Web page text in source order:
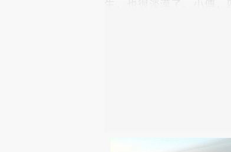
物：藏乌梨。这是投我所
过，听都没听说过。微信
没听说过。外表乌黑，像
让我开了眼界，为过年添